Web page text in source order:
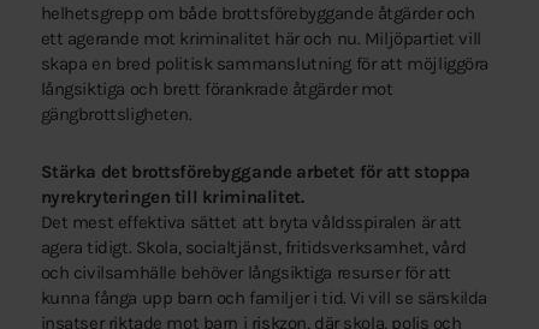
helhetsgrepp om både brottsförebyggande åtgärder och
ett agerande mot kriminalitet här och nu. Miljöpartiet vill
skapa en bred politisk sammanslutning för att möjliggöra
långsiktiga och brett förankrade åtgärder mot
gängbrottsligheten.
Stärka det brottsförebyggande arbetet för att stoppa
nyrekryteringen till kriminalitet.
Det mest effektiva sättet att bryta våldsspiralen är att
agera tidigt. Skola, socialtjänst, fritidsverksamhet, vård
och civilsamhälle behöver långsiktiga resurser för att
kunna fånga upp barn och familjer i tid. Vi vill se särskilda
insatser riktade mot barn i riskzon, där skola, polis och